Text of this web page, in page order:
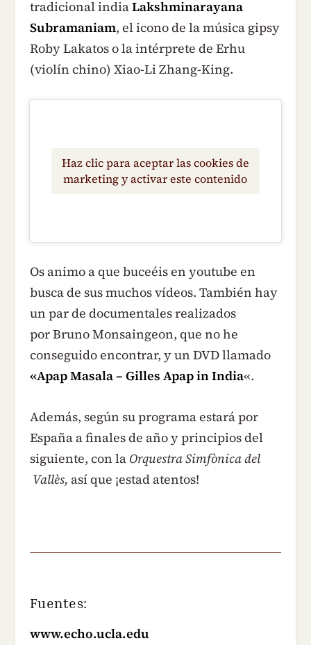
tradicional indiaLakshminarayana
Subramaniam, el icono de la música gipsy
Roby Lakatos o la intérprete de Erhu
(violín chino) Xiao-Li Zhang-King.
Haz clic para aceptar las cookies de
marketing y activar este contenido
Os animo a que buceéis en youtube en
busca de sus muchos vídeos. También hay
un par de documentales realizados
por Bruno Monsaingeon, que no he
conseguido encontrar, y un DVD llamado
«Apap Masala – Gilles Apap in India«.
Además, según su programa estará por
España a finales de año y principios del
siguiente, con la Orquestra Simfònica del
Vallès, así que ¡estad atentos!
Fuentes:
www.echo.ucla.edu